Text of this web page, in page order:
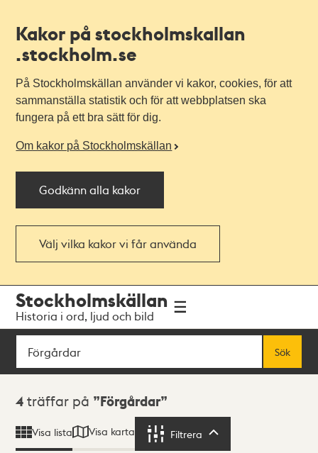
Kakor på stockholmskallan
.stockholm.se
På Stockholmskällan använder vi kakor, cookies, för att
sammanställa statistik och för att webbplatsen ska
fungera på ett bra sätt för dig.
Om kakor på Stockholmskällan
Godkänn alla kakor
Välj vilka kakor vi får använda
navigationen
huvudinnehållet
Stockholmskällan
Historia i ord, ljud och bild
Sök
Sök
Sökresultat
4 träffar på Förgårdar
Visa lista Visa karta Filtrera